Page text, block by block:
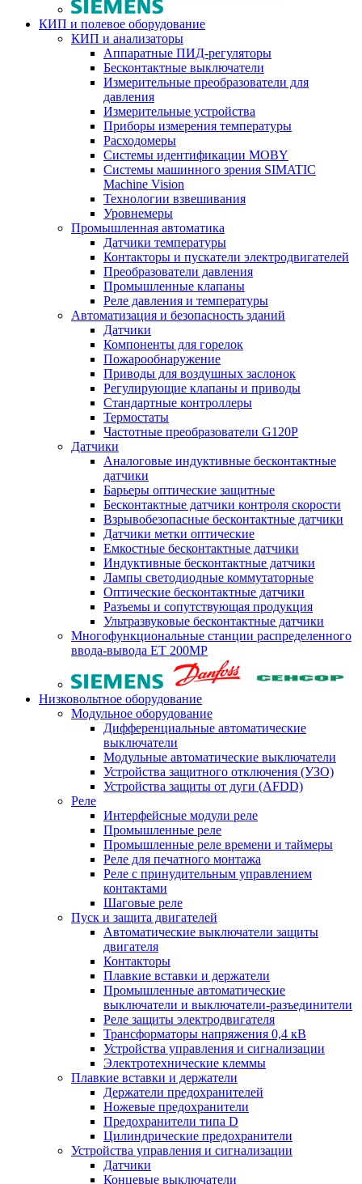
КИП и полевое оборудование
КИП и анализаторы
Аппаратные ПИД-регуляторы
Бесконтактные выключатели
Измерительные преобразователи для
давления
Измерительные устройства
Приборы измерения температуры
Расходомеры
Системы идентификации MOBY
Системы машинного зрения SIMATIC
Machine Vision
Технологии взвешивания
Уровнемеры
Промышленная автоматика
Датчики температуры
Контакторы и пускатели электродвигателей
Преобразователи давления
Промышленные клапаны
Реле давления и температуры
Автоматизация и безопасность зданий
Датчики
Компоненты для горелок
Пожарообнаружение
Приводы для воздушных заслонок
Регулирующие клапаны и приводы
Стандартные контроллеры
Термостаты
Частотные преобразователи G120P
Датчики
Аналоговые индуктивные бесконтактные
датчики
Барьеры оптические защитные
Бесконтактные датчики контроля скорости
Взрывобезопасные бесконтактные датчики
Датчики метки оптические
Емкостные бесконтактные датчики
Индуктивные бесконтактные датчики
Лампы светодиодные коммутаторные
Оптические бесконтактные датчики
Разъемы и сопутствующая продукция
Ультразвуковые бесконтактные датчики
Многофункциональные станции распределенного
ввода-вывода ET 200MP
Низковольтное оборудование
Модульное оборудование
Дифференциальные автоматические
выключатели
Модульные автоматические выключатели
Устройства защитного отключения (УЗО)
Устройства защиты от дуги (AFDD)
Реле
Интерфейсные модули реле
Промышленные реле
Промышленные реле времени и таймеры
Реле для печатного монтажа
Реле с принудительным управлением
контактами
Шаговые реле
Пуск и защита двигателей
Автоматические выключатели защиты
двигателя
Контакторы
Плавкие вставки и держатели
Промышленные автоматические
выключатели и выключатели-разъединители
Реле защиты электродвигателя
Трансформаторы напряжения 0,4 кВ
Устройства управления и сигнализации
Электротехнические клеммы
Плавкие вставки и держатели
Держатели предохранителей
Ножевые предохранители
Предохранители типа D
Цилиндрические предохранители
Устройства управления и сигнализации
Датчики
Концевые выключатели